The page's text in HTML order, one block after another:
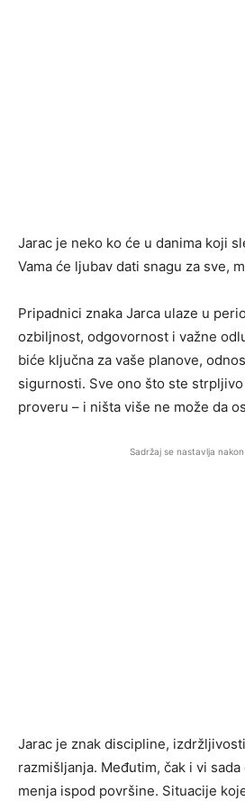
Jarac je neko ko će u danima koji
Vama će ljubav dati snagu za sve,
Pripadnici znaka Jarca ulaze u
ozbiljnost, odgovornost i važne
biće ključna za vaše planove,
sigurnosti. Sve ono što ste
proveru – i ništa više ne može da
Sadržaj se nastavlja
Jarac je znak discipline,
razmišljanja. Međutim, čak i vi
menja ispod površine. Situacije